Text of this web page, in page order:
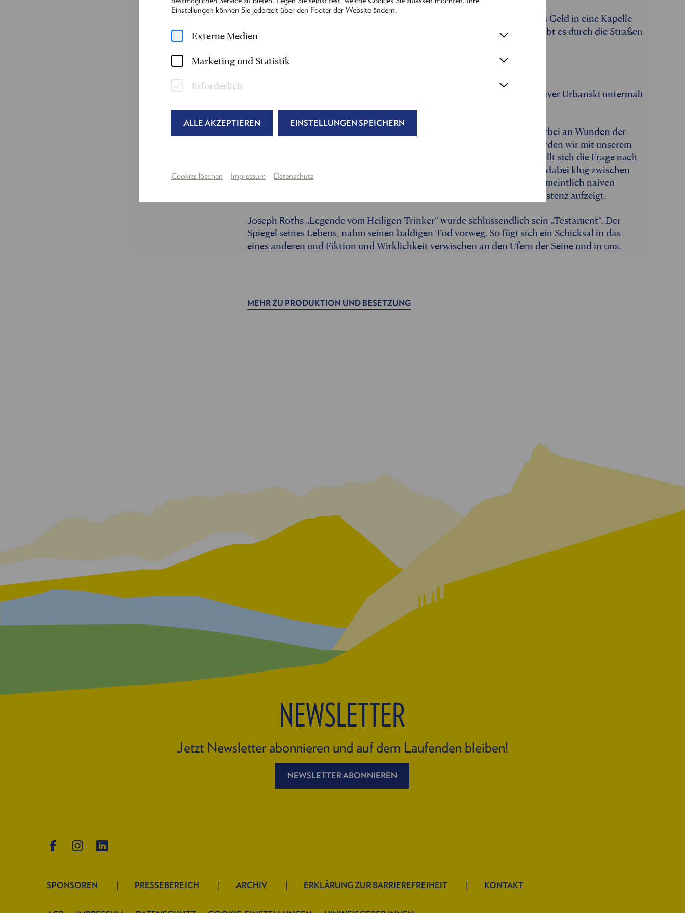
Einstellungen können Sie jederzeit über den Footer der Website ändern.
Externe Medien
Marketing und Statistik
Erforderlich
ALLE AKZEPTIEREN EINSTELLUNGEN SPEICHERN
Cookies löschen Impressum Datenschutz
Um sich als ehrenhaft zu beweisen, soll der gutmütige Stadtstreicher das Geld in eine Kapelle
bringen, um es der heiligen Therese von Lisieux zu widmen. Andreas treibt es durch die Straßen
Auf seinem Parcours durch die Zeit folgt ein Wunder auf das nächste. Oliver Urbanski untermalt
Andreas wundersame Reise ist letztlich auch eine Reise zu uns selbst. Vorbei an Wunden der
Vergangenheit, Abgründen der Gegenwart und Ängsten der Zukunft werden wir mit unserem
Spiegel konfrontiert. Aus einem berührenden Einzelschicksal heraus, stellt sich die Frage nach
dem Schicksalhaften unseres eigenen Lebens. Roths Sprache balanciert dabei klug zwischen
Tragik, Leichtigkeit und Hoffnung. Er erwärmt unser Herz für diesen vermeintlich naiven
Clochard und tröstet uns, in dem er die Widersprüchlichkeit unserer Existenz aufzeigt.
Joseph Roths „Legende vom Heiligen Trinker“ wurde schlussendlich sein „Testament“. Der
Spiegel seines Lebens, nahm seinen baldigen Tod vorweg. So fügt sich ein Schicksal in das
eines anderen und Fiktion und Wirklichkeit verwischen an den Ufern der Seine und in uns.
MEHR ZU PRODUKTION UND BESETZUNG
NEWSLETTER
Jetzt Newsletter abonnieren und auf dem Laufenden bleiben!
NEWSLETTER ABONNIEREN
SPONSOREN PRESSEBEREICH ARCHIV ERKLÄRUNG ZUR BARRIEREFREIHEIT KONTAKT